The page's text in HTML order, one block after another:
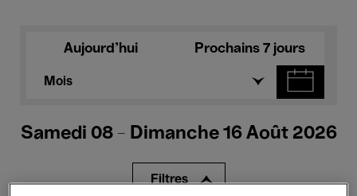
Aujourd'hui Prochains 7 jours
Mois
Samedi 08 - Dimanche 16 Août 2026
Filtres